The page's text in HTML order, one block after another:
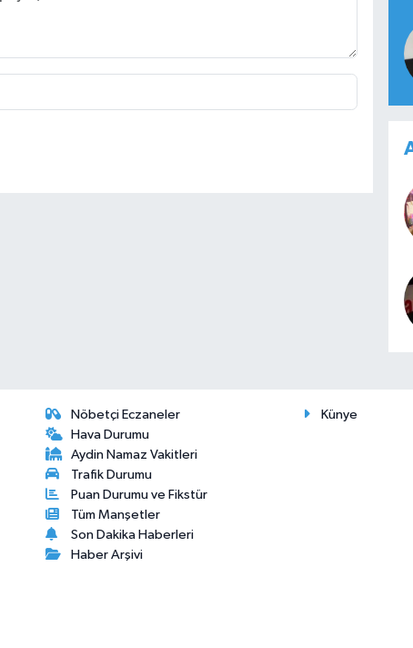
Nöbetçi Eczaneler
Hava Durumu
Aydin Namaz Vakitleri
Trafik Durumu
Puan Durumu ve Fikstür
Tüm Manşetler
Son Dakika Haberleri
Haber Arşivi
Künye